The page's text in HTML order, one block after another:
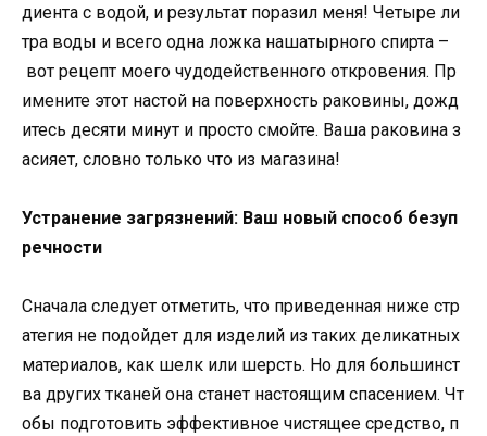
диента с водой, и результат поразил меня! Четыре ли
тра воды и всего одна ложка нашатырного спирта –
вот рецепт моего чудодейственного откровения. Пр
имените этот настой на поверхность раковины, дожд
итесь десяти минут и просто смойте. Ваша раковина з
асияет, словно только что из магазина!
Устранение загрязнений: Ваш новый способ безуп
речности
Сначала следует отметить, что приведенная ниже стр
атегия не подойдет для изделий из таких деликатных
материалов, как шелк или шерсть. Но для большинст
ва других тканей она станет настоящим спасением. Чт
обы подготовить эффективное чистящее средство, п